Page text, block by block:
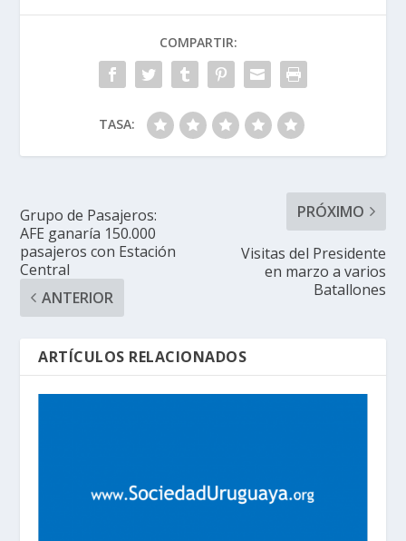
COMPARTIR:
TASA:
Grupo de Pasajeros:
AFE ganaría 150.000
pasajeros con Estación
Central
ANTERIOR
PRÓXIMO
Visitas del Presidente
en marzo a varios
Batallones
ARTÍCULOS RELACIONADOS